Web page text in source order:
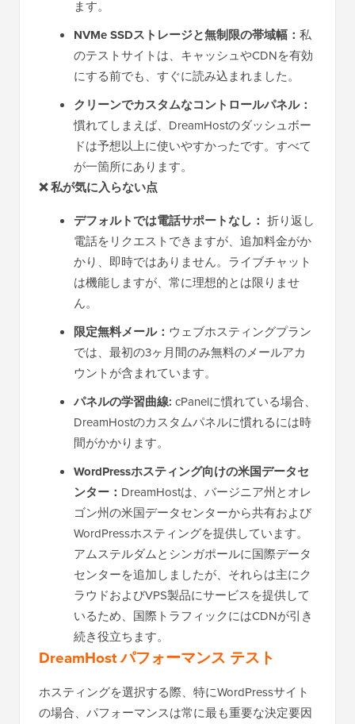
ます。
NVMe SSDストレージと無制限の帯域幅： 私
のテストサイトは、キャッシュやCDNを有効
にする前でも、すぐに読み込まれました。
クリーンでカスタムなコントロールパネル：
慣れてしまえば、DreamHostのダッシュボー
ドは予想以上に使いやすかったです。すべて
が一箇所にあります。
❌ 私が気に入らない点
デフォルトでは電話サポートなし： 折り返し
電話をリクエストできますが、追加料金がか
かり、即時ではありません。ライブチャット
は機能しますが、常に理想的とは限りませ
ん。
限定無料メール： ウェブホスティングプラン
では、最初の3ヶ月間のみ無料のメールアカ
ウントが含まれています。
パネルの学習曲線: cPanelに慣れている場合、
DreamHostのカスタムパネルに慣れるには時
間がかかります。
WordPressホスティング向けの米国データセ
ンター： DreamHostは、バージニア州とオレ
ゴン州の米国データセンターから共有および
WordPressホスティングを提供しています。
アムステルダムとシンガポールに国際データ
センターを追加しましたが、それらは主にク
ラウドおよびVPS製品にサービスを提供して
いるため、国際トラフィックにはCDNが引き
続き役立ちます。
DreamHost パフォーマンス テスト
ホスティングを選択する際、特にWordPressサイト
の場合、パフォーマンスは常に最も重要な決定要因